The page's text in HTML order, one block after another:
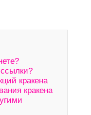
кракена
кракена